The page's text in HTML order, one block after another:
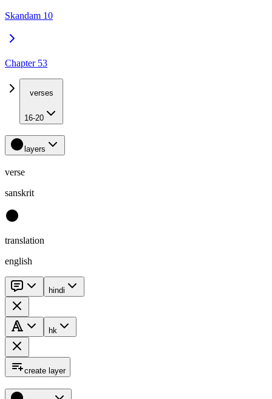
Skandam 10
Chapter 53
verses
16-20
layers
verse
sanskrit
translation
english
hindi
hk
create layer